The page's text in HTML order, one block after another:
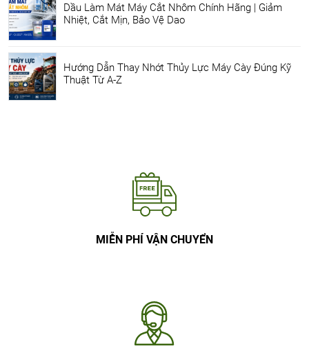
Dầu Làm Mát Máy Cắt Nhôm Chính Hãng | Giảm
Nhiệt, Cắt Mịn, Bảo Vệ Dao
Hướng Dẫn Thay Nhớt Thủy Lực Máy Cày Đúng Kỹ
Thuật Từ A-Z
MIỄN PHÍ VẬN CHUYỂN